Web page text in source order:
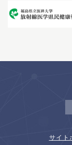
サイト